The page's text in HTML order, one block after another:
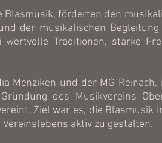
förderten den
der musikalischen
Traditionen, starke
Menziken und der MG
des Musikvereins
Ziel war es, die Blasmusik
aktiv zu gestalten.